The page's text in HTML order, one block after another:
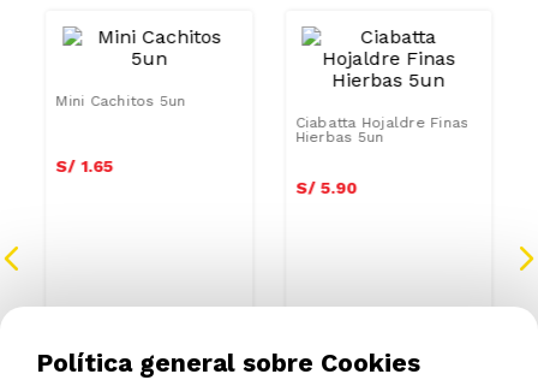
Mini Cachitos 5un
S/ 1.65
Ciabatta Hojaldre Finas
Hierbas 5un
S/ 5.90
Política general sobre Cookies